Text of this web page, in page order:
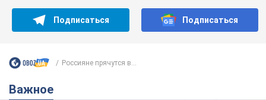
Подписаться Подписаться
Россияне прячутся в...
Важное